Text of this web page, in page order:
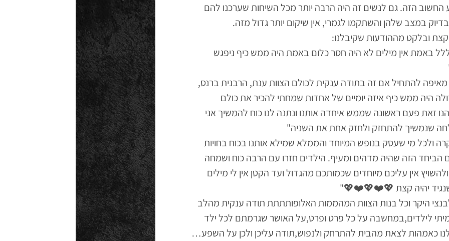
הזה. גם לנשים זה היה הרבה יותר מכל השיחות שערכנו להם
במצב שלהן והשתקמו לגמרי, אין שיקום יותר גדול מזה.
ובלקט מההודעות שקיבלנו:
באמת אין מילים לא היה חסר כלום באמת היה ממש כיף ניפגש
מאיפה להתחיל אם זה בתודה ענקית לכולם הצוות ענת, הרבנית ברנס,
היה ממש כיף איזה יומיים של אחדות שמחתי להכיר את כולם
זאת פעם ראשונה שממש איחדה אותנו ונתנה לנו כוח להמשיך אני
שנמשיך להתחזק ולחזק אחת את השניה"
ולכל מי שעסק בנופש המיוחד והממלא שמילא אותנו בכוח בחויות
הביחד הזה שהיה מדהים ומעיף. הילדים חזרו עם הרבה כוח ושמחה
אין עליכם מיוחדים שכמותכם מהגדול ועד הקטן אין לי מילים
יהיה קצת 💖❤️💖❤️💖"
היקר וכל בנות הצוות המהממות האלופותתתת תודה ענקית מהלב
לילדים,במחשבה על כל פרט ופרט,על האושר שגרמתם לכל ילד
כאמהות לצאת מהבית להתרחק ולנפוש,תודה עליכן ולכן על השפע…